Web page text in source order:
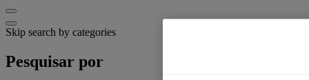
Skip search by categories
Pesquisar por